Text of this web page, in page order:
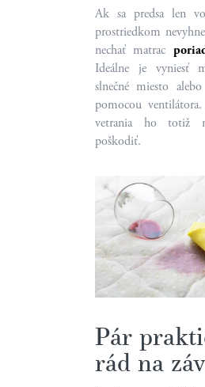
Ak sa predsa len
prostriedkom
nechať matrac
Ideálne je vyniesť
slnečné miesto
pomocou
vetrania ho totiž
poškodiť.
Pár
rád na